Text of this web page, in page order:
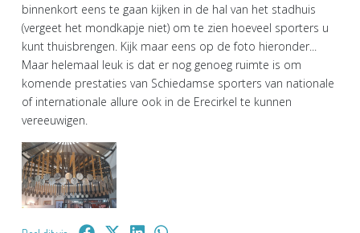
binnenkort eens te gaan kijken in de hal van het stadhuis
(vergeet het mondkapje niet) om te zien hoeveel sporters u
kunt thuisbrengen. Kijk maar eens op de foto hieronder...
Maar helemaal leuk is dat er nog genoeg ruimte is om
komende prestaties van Schiedamse sporters van nationale
of internationale allure ook in de Erecirkel te kunnen
vereeuwigen.